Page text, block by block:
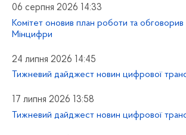
06 серпня 2026 14:33
Комітет оновив план роботи та обговорив
Мінцифри
24 липня 2026 14:45
Тижневий дайджест новин цифрової
17 липня 2026 13:58
Тижневий дайджест новин цифрової